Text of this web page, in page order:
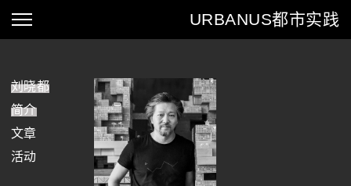
URBANUS都市实践
刘晓都
简介
文章
活动